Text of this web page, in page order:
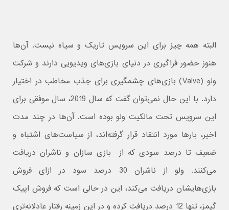
البته همه چیز برای این سرویس تاریک و سیاه نیست. آن‌ها
هنوز حضور فراگیری در دنیای بازی‌های ویدیویی دارند و شرکت
ولو (Valve) بازی‌های چشمگیری برای جذب مخاطب در اختیار
دارد. با این حال نمی‌توان گفت که سال 2019، سال موفقی برای
این سرویس تحت مالکیت ولو بوده است. آن‌ها در چند مدت
اخیر، بارها مورد انتقاد قرار گرفته‌اند، از سیاست‌های اشتباه و
ضعیف تا درصد سودی که از بازی سازان و ناشران دریافت
می‌کنند. ولو از ناشران 30 درصد سود در ازای فروش
بازی‌هایشان دریافت می‌کند، این در حالی است که فروش اپیک
گیمز، تنها 12 درصد دریافت کرده و در این زمینه رفتار عادلانه‌تری